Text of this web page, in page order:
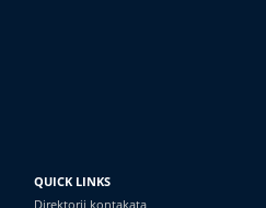
QUICK LINKS
Direktorij kontakata